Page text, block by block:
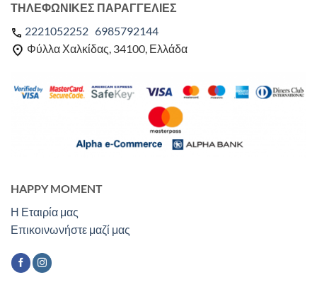
HAPPY MOMENT
Η Εταιρία μας
Επικοινωνήστε μαζί μας
ΤΗΛΕΦΩΝΙΚΕΣ ΠΑΡΑΓΓΕΛΙΕΣ
2221052252 6985792144
Φύλλα Χαλκίδας, 34100, Ελλάδα